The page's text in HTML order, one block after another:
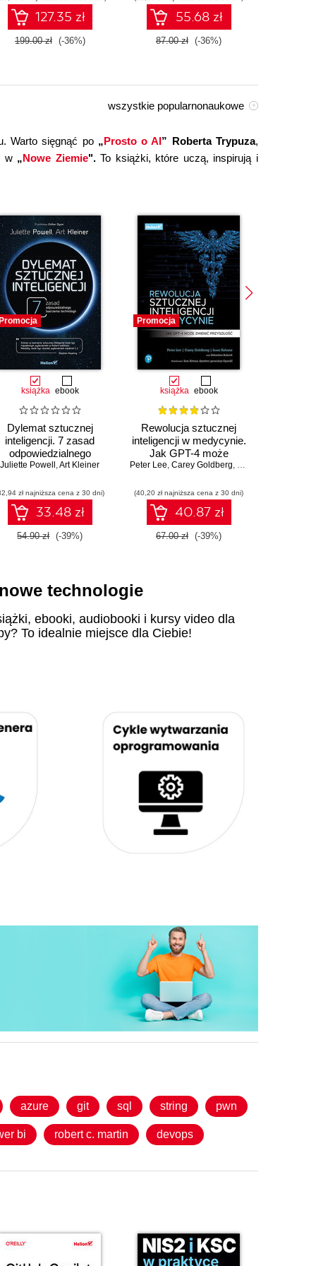
127.35 zł
199.00 zł (-36%)
technologiami OpenAI
dla zwiększenia
produktywności i
kreatywności. Wydanie II
55.68 zł
87.00 zł (-36%)
Warto sięgnąć po „Prosto o AI” Roberta Trypuza,
w „Nowe Ziemie".To książki, które uczą, inspirują i
wszystkie popularnonaukowe
Promocja
książka ebook
Dylemat sztucznej
inteligencji. 7 zasad
odpowiedzialnego
tworzenia technologii
Juliette Powell ,Art Kleiner
zł najniższa cena z 30 dni)
33.48 zł
54.90 zł (-39%)
Promocja
książka ebook
Rewolucja sztucznej
inteligencji w medycynie.
Jak GPT-4 może
zmienić przyszłość
Peter Lee,Carey Goldberg, Isaac Kohane
(40,20 zł najniższa cena z 30 dni)
40.87 zł
67.00 zł (-39%)
technologie
ebooki, audiobooki i kursy video dla
To idealnie miejsce dla Ciebie!
azure git sql string pwn
bi robert c. martin devops